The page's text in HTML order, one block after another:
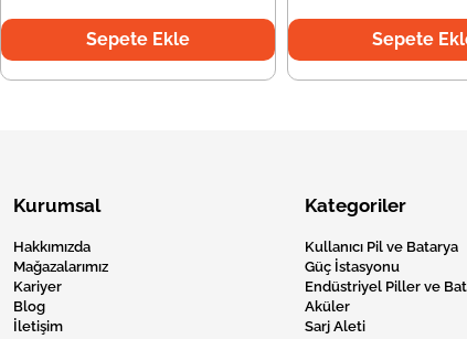
Sepete Ekle Sepete
Kurumsal
Hakkımızda
Mağazalarımız
Kariyer
Blog
İletişim
Kategoriler
Kullanıcı Pil ve Batarya
Güç İstasyonu
Endüstriyel Piller ve
Aküler
Sarj Aleti